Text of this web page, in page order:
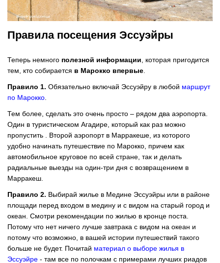
Правила посещения Эссуэйры
Теперь немного полезной информации , которая пригодится
тем, кто собирается в Марокко впервые
Правило 1. Обязательно включай Эссуэйру в любой маршрут
по Марокко
Тем более, сделать это очень просто – рядом два аэропорта.
Один в туристическом Агадире, который как раз можно
пропустить . Второй аэропорт в Марракеше, из которого
удобно начинать путешествие по Марокко, причем как
автомобильное круговое по всей стране, так и делать
радиальные выезды на один-три дня с возвращением в
Марракеш.
Правило 2. Выбирай жилье в Медине Эссуэйры или в районе
площади перед входом в медину и с видом на старый город и
океан. Смотри рекомендации по жилью в кронце поста.
Потому что нет ничего лучше завтрака с видом на океан и
потому что возможно, в вашей истории путешествий такого
больше не будет. Почитай материал о выборе жилья в
Эссуэйре - там все по полочкам с примерами лучших риадов